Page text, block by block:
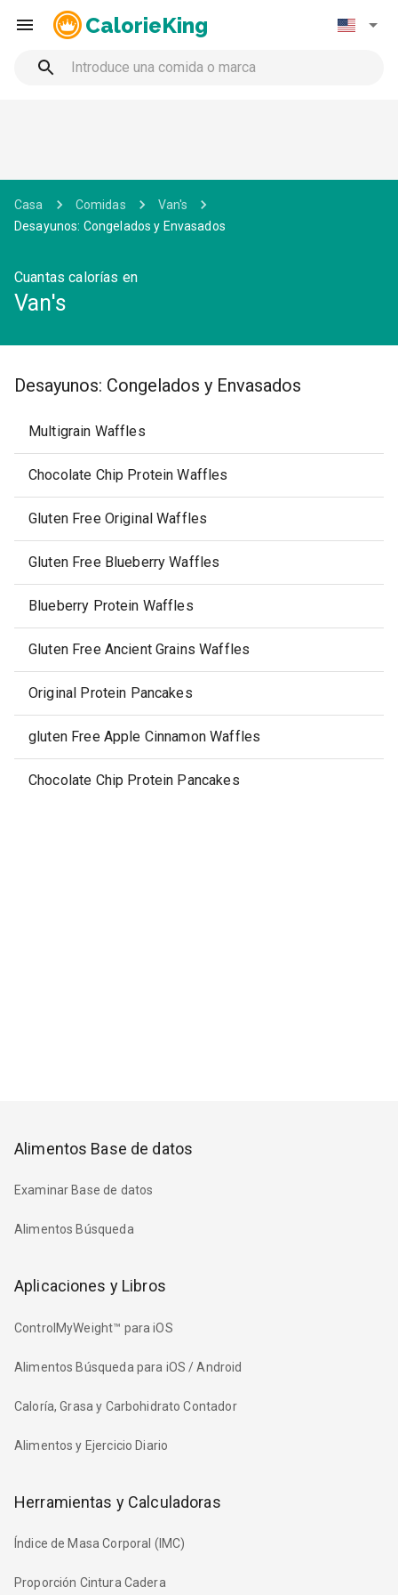
CalorieKing
Casa Comidas
Van's
Desayunos: Congelados y Envasados
Cuantas calorías en
Van's
Desayunos: Congelados y Envasados
Multigrain Waffles
Chocolate Chip Protein Waffles
Gluten Free Original Waffles
Gluten Free Blueberry Waffles
Blueberry Protein Waffles
Gluten Free Ancient Grains Waffles
Original Protein Pancakes
gluten Free Apple Cinnamon Waffles
Chocolate Chip Protein Pancakes
Alimentos Base de datos
Examinar Base de datos
Alimentos Búsqueda
Aplicaciones y Libros
ControlMyWeight™ para iOS
Alimentos Búsqueda para iOS / Android
Caloría, Grasa y Carbohidrato Contador
Alimentos y Ejercicio Diario
Herramientas y Calculadoras
Índice de Masa Corporal (IMC)
Proporción Cintura Cadera